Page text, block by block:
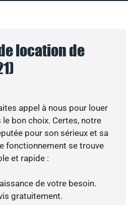
location de
appel à nous pour louer
le bon choix. Certes, notre
pour son sérieux et sa
fonctionnement se trouve
et rapide :
de votre besoin.
gratuitement.